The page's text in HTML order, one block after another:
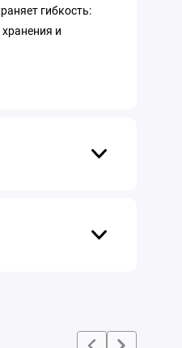
гибкость:
и